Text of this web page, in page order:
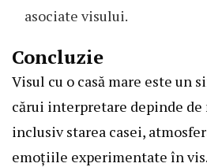
asociate visului.
Concluzie
Visul cu o casă mare este un
cărui interpretare depinde
inclusiv starea casei,
emoțiile experimentate în vis.